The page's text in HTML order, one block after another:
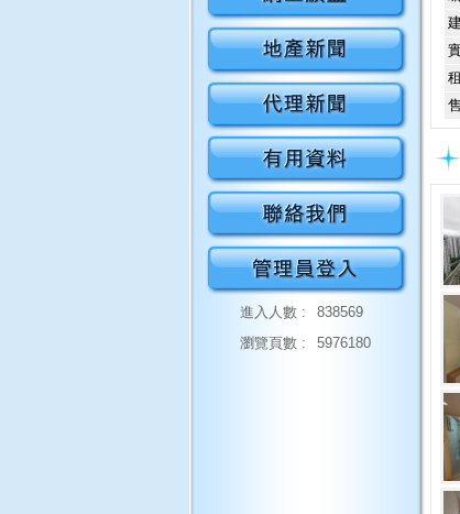
進入人數 :
838569
瀏覽頁數 :
5976180